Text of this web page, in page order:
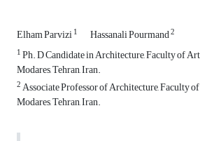
Elham Parvizi1 Hassanali Pourmand2
1Ph. D Candidate in Architecture, Faculty of
Modares, Tehran, Iran.
2Associate Professor of Architecture, Faculty
Modares, Tehran, Iran.